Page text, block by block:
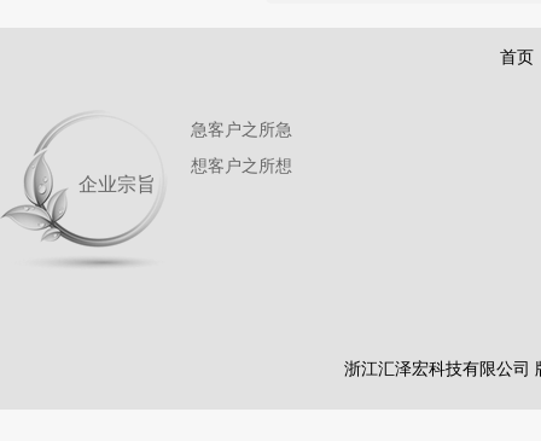
首页
企业宗旨
急客户之所急
想客户之所想
浙江汇泽宏科技有限公司